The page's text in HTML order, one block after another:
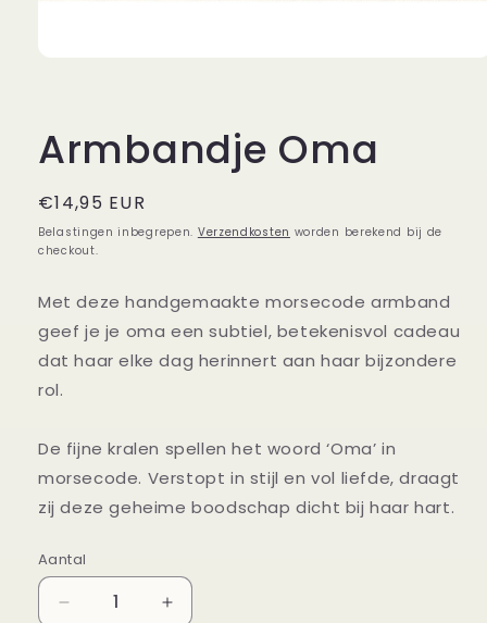
Armbandje Oma
Normale
prijs
€14,95 EUR
Belastingen inbegrepen. Verzendkosten worden berekend bij de
checkout.
Met deze handgemaakte morsecode armband
geef je je oma een subtiel, betekenisvol cadeau
dat haar elke dag herinnert aan haar bijzondere
rol.
De fijne kralen spellen het woord ‘Oma’ in
morsecode. Verstopt in stijl en vol liefde, draagt
zij deze geheime boodschap dicht bij haar hart.
Aantal
Aantal
Aantal
Aantal